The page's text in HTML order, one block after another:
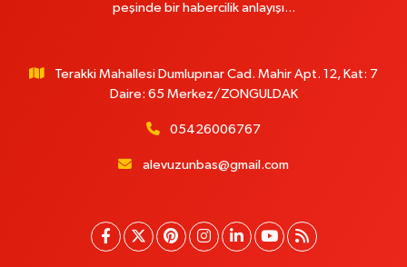
peşinde bir habercilik anlayışı...
Terakki Mahallesi Dumlupınar Cad. Mahir Apt. 12, Kat: 7
Daire: 65 Merkez/ZONGULDAK
05426006767
alevuzunbas@gmail.com